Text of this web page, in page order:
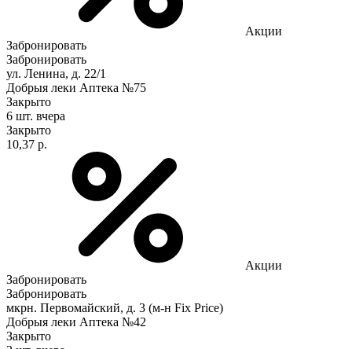
Акции
Забронировать
Забронировать
ул. Ленина, д. 22/1
Добрыя леки Аптека №75
Закрыто
6 шт. вчера
Закрыто
10,37 р.
Акции
Забронировать
Забронировать
мкрн. Первомайский, д. 3 (м-н Fix Рrice)
Добрыя леки Аптека №42
Закрыто